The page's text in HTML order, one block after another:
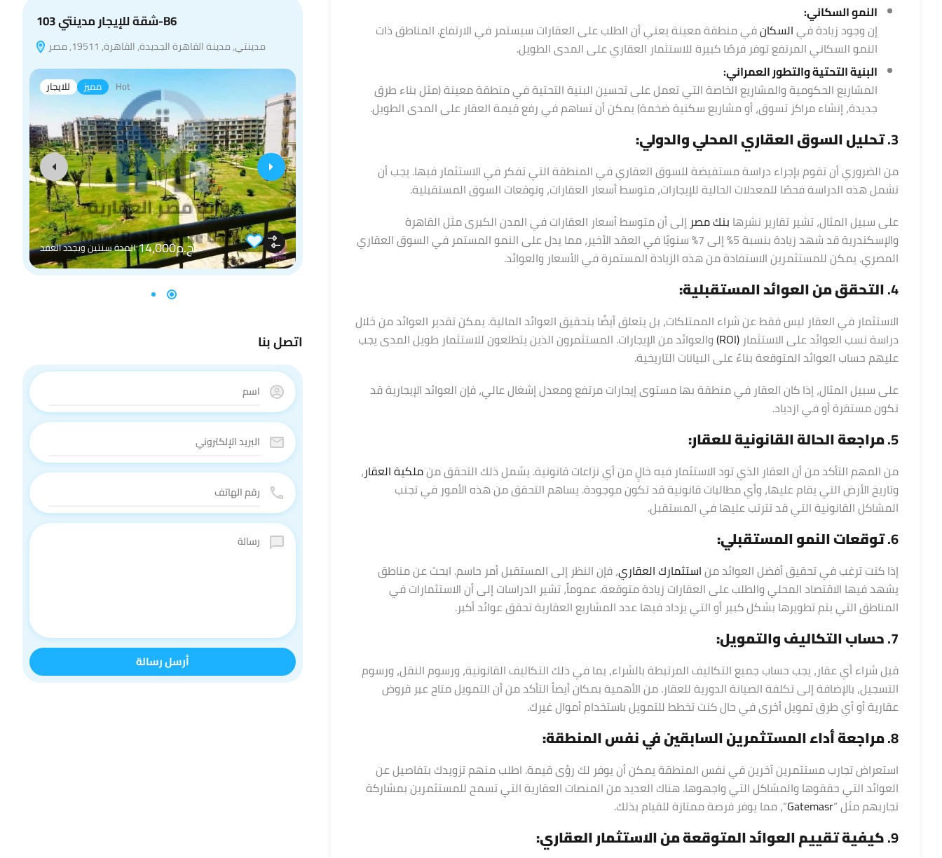
النمو السكاني:
إن وجود زيادة فيالسكانفي منطقة معينة يعني أن الطلب على العقارات سيستمر في الارتفاع. المناطق ذات
النمو السكاني المرتفع توفر فرصًا كبيرة للاستثمار العقاري على المدى الطويل.
البنية التحتية والتطور العمراني:
المشاريع الحكومية والمشاريع الخاصة التي تعمل على تحسين البنية التحتية في منطقة معينة (مثل بناء طرق
جديدة، إنشاء مراكز تسوق، أو مشاريع سكنية ضخمة) يمكن أن تساهم في رفع قيمة العقار على المدى الطويل.
3. تحليل السوق العقاري المحلي والدولي:
من الضروري أن تقوم بإجراء دراسة مستفيضة للسوق العقاري في المنطقة التي تفكر في الاستثمار فيها. يجب أن
تشمل هذه الدراسة فحصًا للمعدلات الحالية للإيجارات، متوسط أسعار العقارات، وتوقعات السوق المستقبلية.
على سبيل المثال، تشير تقارير نشرها بنك مصر إلى أن متوسط أسعار العقارات في المدن الكبرى مثل القاهرة
والإسكندرية قد شهد زيادة بنسبة 5% إلى 7% سنويًا في العقد الأخير، مما يدل على النمو المستمر في السوق العقاري
المصري. يمكن للمستثمرين الاستفادة من هذه الزيادة المستمرة في الأسعار والعوائد.
4. التحقق من العوائد المستقبلية:
الاستثمار في العقار ليس فقط عن شراء الممتلكات، بل يتعلق أيضًا بتحقيق العوائد المالية. يمكن تقدير العوائد من خلال
دراسة نسب العوائد على الاستثمار (ROI)
والعوائد من الإيجارات. المستثمرون الذين يتطلعون للاستثمار طويل المدى يجب
عليهم حساب العوائد المتوقعة بناءً على البيانات التاريخية.
على سبيل المثال، إذا كان العقار في منطقة بها مستوى إيجارات مرتفع ومعدل إشغال عالي، فإن العوائد الإيجارية قد
تكون مستقرة أو في ازدياد.
5. مراجعة الحالة القانونية للعقار:
من المهم التأكد من أن العقار الذي تود الاستثمار فيه خالٍ من أي نزاعات قانونية. يشمل ذلك التحقق منملكية العقار،
وتاريخ الأرض التي يقام عليها، وأي مطالبات قانونية قد تكون موجودة. يساهم التحقق من هذه الأمور في تجنب
المشاكل القانونية التي قد تترتب عليها في المستقبل.
6. توقعات النمو المستقبلي:
إذا كنت ترغب في تحقيق أفضل العوائد مناستثمارك العقاري، فإن النظر إلى المستقبل أمر حاسم. ابحث عن مناطق
يشهد فيها الاقتصاد المحلي والطلب على العقارات زيادة متوقعة. عموماً، تشير الدراسات إلى أن الاستثمارات في
المناطق التي يتم تطويرها بشكل كبير أو التي يزداد فيها عدد المشاريع العقارية تحقق عوائد أكبر.
7. حساب التكاليف والتمويل:
قبل شراء أي عقار، يجب حساب جميع التكاليف المرتبطة بالشراء، بما في ذلك التكاليف القانونية، ورسوم النقل، ورسوم
التسجيل، بالإضافة إلى تكلفة الصيانة الدورية للعقار. من الأهمية بمكان أيضاً التأكد من أن التمويل متاح عبر قروض
عقارية أو أي طرق تمويل أخرى في حال كنت تخطط للتمويل باستخدام أموال غيرك.
8. مراجعة أداء المستثمرين السابقين في نفس المنطقة:
استعراض تجارب مستثمرين آخرين في نفس المنطقة يمكن أن يوفر لك رؤى قيمة. اطلب منهم تزويدك بتفاصيل عن
العوائد التي حققوها والمشاكل التي واجهوها. هناك العديد من المنصات العقارية التي تسمح للمستثمرين بمشاركة
تجاربهم مثل “Gatemasr“، مما يوفر فرصة ممتازة للقيام بذلك.
9. كيفية تقييم العوائد المتوقعة من الاستثمار العقاري:
شقة للإيجار مدينتي 103-B6
مدينتي, مدينة القاهرة الجديدة, القاهرة, 19511, مصر
للايجار مميز Hot
ج.م14,000 المدة سنتين ويجدد العقد
للإيجار في مدينتي استوديو…
مدينتي, مدينة القاهرة الجديدة, القاهرة, 19511, مصر
Hot
ج.م11,000 المدة سنتين ويجدد العقد
اتصل بنا